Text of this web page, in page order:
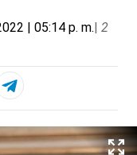
| 05:14 p. m.| 2